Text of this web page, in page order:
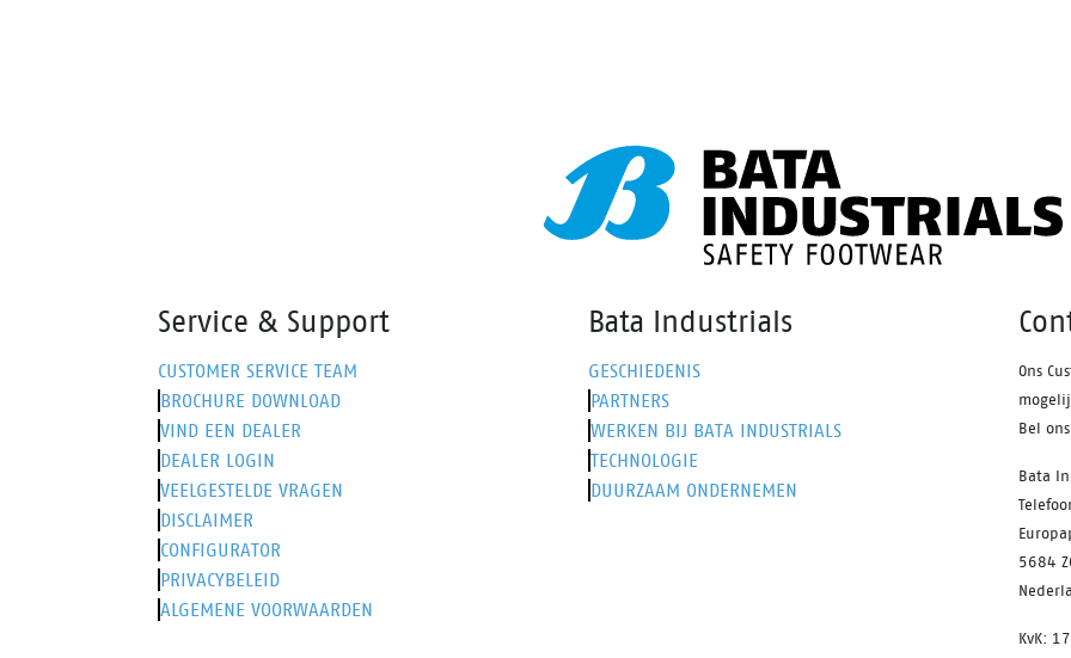
hoog gesneden model, de Mammoet
Bolster, ook verkrijgbaar met veter
of rits. En last but not least de
robuuste Mammoet Barge laars. De
collectie wordt aangevuld met
hoogwaardige Mammoet-sokken.
mammoet's eigen
goedgekeurd met betrekking tot
kwaliteit, comfort, veiligheid
functionaliteit. De complete
verwachtingen van
die werken in de meest
omgevingen en onder de
extreme omstandigheden
stroomopwekking,
Service & Support
CUSTOMER SERVICE TEAM
BROCHURE DOWNLOAD
VIND EEN DEALER
DEALER LOGIN
VEELGESTELDE VRAGEN
DISCLAIMER
CONFIGURATOR
PRIVACYBELEID
ALGEMENE VOORWAARDEN
Bata Industrials
GESCHIEDENIS
PARTNERS
WERKEN BIJ BATA INDUSTRIALS
TECHNOLOGIE
DUURZAAM ONDERNEMEN
Ons
Bel
Bata
5684
KvK: